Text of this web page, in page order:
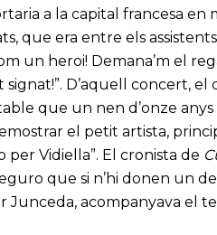
a la capital francesa en
que era entre els
un heroi! Demana’m el
signat!”. D’aquell concert, el
que un nen d’onze
el petit artista,
per Vidiella”. El cronista de
que si n’hi donen un
Junceda, acompanyava el